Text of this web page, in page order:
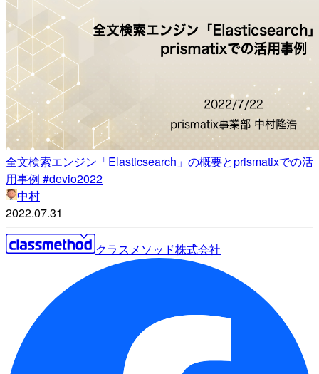
全文検索エンジン「Elasticsearch」の概要とprismatixでの活
用事例 #devio2022
中村
2022.07.31
クラスメソッド株式会社